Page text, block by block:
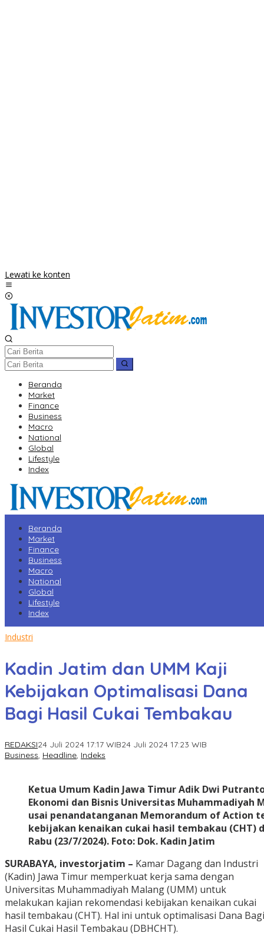
Lewati ke konten
Beranda
Market
Finance
Business
Macro
National
Global
Lifestyle
Index
Beranda
Market
Finance
Business
Macro
National
Global
Lifestyle
Index
Industri
Kadin Jatim dan UMM Kaji
Kebijakan Optimalisasi Dana
Bagi Hasil Cukai Tembakau
REDAKSI24 Juli 2024 17:17 WIB24 Juli 2024 17:23 WIB
Business, Headline, Indeks
Ketua Umum Kadin Jawa Timur Adik Dwi
Ekonomi dan Bisnis Universitas Muhammadiyah
usai penandatanganan Memorandum of Action
kebijakan kenaikan cukai hasil tembakau (CHT)
Rabu (23/7/2024). Foto: Dok. Kadin Jatim
SURABAYA, investorjatim – Kamar Dagang dan Industri
(Kadin) Jawa Timur memperkuat kerja sama dengan
Universitas Muhammadiyah Malang (UMM) untuk
melakukan kajian rekomendasi kebijakan kenaikan cukai
hasil tembakau (CHT). Hal ini untuk optimalisasi Dana Bagi
Hasil Cukai Hasil Tembakau (DBHCHT).